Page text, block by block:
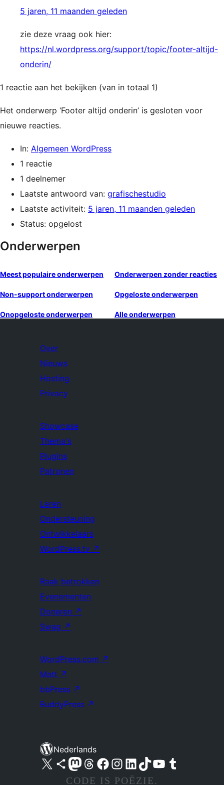
5 jaren, 11 maanden geleden
zie deze vraag ook hier:
https://nl.wordpress.org/support/topic/footer-altijd-
onderin/
1 reactie aan het bekijken (van in totaal 1)
Het onderwerp ‘Footer altijd onderin’ is gesloten voor
nieuwe reacties.
In: Algemeen WordPress
1 reactie
1 deelnemer
Laatste antwoord van: grafischestudio
Laatste activiteit: 5 jaren, 11 maanden geleden
Status: opgelost
Onderwerpen
Meest populaire onderwerpen Onderwerpen zonder reacties
Non-support onderwerpen Opgeloste onderwerpen
Onopgeloste onderwerpen Alle onderwerpen
Over
Nieuws
Hosting
Privacy
Showcase
Thema's
Plugins
Patronen
Leren
Ondersteuning
Ontwikkelaars
WordPress.tv ↗
Raak betrokken
Evenementen
Doneren ↗
Swag ↗
WordPress.com ↗
Matt ↗
bbPress ↗
BuddyPress ↗
Nederlands
Bezoek ons X (voorheen Twitter) account
Bezoek ons Bluesky account
Bezoek ons Mastodon account
Bezoek ons Threads account
Onze Facebook pagina bezoeken
Bezoek ons Instagram account
Bezoek ons LinkedIn account
Bezoek ons TikTok account
Bezoek ons YouTube kanaalBezoek ons Tumblr account
CODE IS POËZIE.